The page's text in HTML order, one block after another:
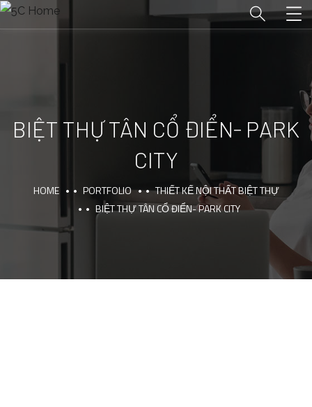
BIỆT THỰ TÂN CỔ ĐIỂN- PARK
CITY
HOME PORTFOLIO
THIẾT KẾ NỘI THẤT BIỆT THỰ
BIỆT THỰ TÂN CỔ ĐIỂN- PARK CITY